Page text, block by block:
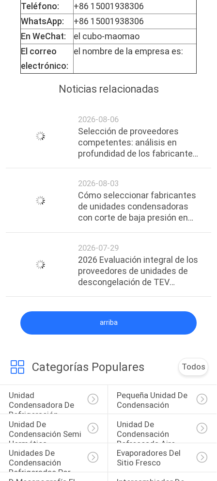
Teléfono:
+86 15001938306
WhatsApp:
+86 15001938306
En WeChat:
el cubo-maomao
El correo
electrónico:
el nombre de la empresa es:
Noticias relacionadas
2026-08-06
Selección de proveedores
competentes: análisis en
profundidad de los fabricantes
2026-08-03
Cómo seleccionar fabricantes
de unidades condensadoras
con corte de baja presión en
2026-07-29
2026 Evaluación integral de los
proveedores de unidades de
descongelación de TEV
arriba
Categorías Populares Todos
Unidad
Condensadora De
Refrigeración
Pequeña Unidad De
Condensación
Unidad De
Condensación Semi
Hermética
Unidad De
Condensación
Refrescada Aire
Unidades De
Condensación
Refrigeradas Por
Evaporadores Del
Sitio Fresco